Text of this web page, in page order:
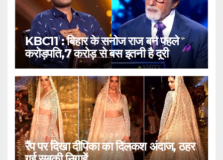
KBC11 : बिहार के सनोज राज बने पहले
करोड़पति,7 करोड़ से बस इतनी है दूरी
रैंप पर दिखा दीपिका का दिलकश अंदाज, ठहर